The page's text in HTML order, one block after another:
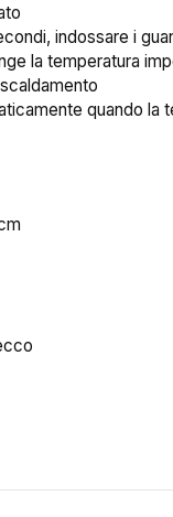
indossare i
la temperatura
quando la